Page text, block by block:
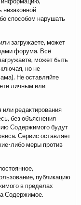
незаконной
способом нарушать
загружаете, может
форума. Всё
может быть
но не
Не оставляйте
личным или
или редактирования
без объяснения
Содержимого будут
Сервис оставляет
либо меры против
публикацию
в пределах
Содержимое.